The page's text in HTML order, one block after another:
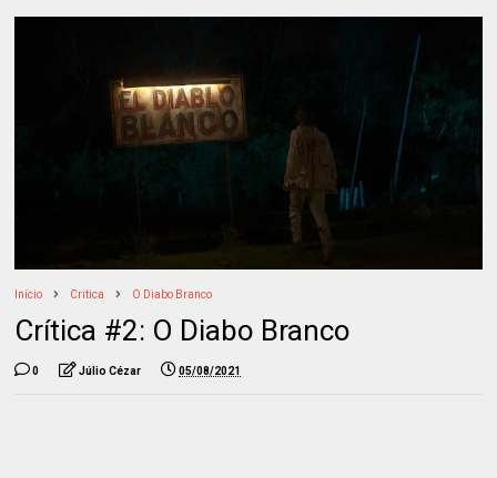
Início Critica O Diabo Branco
Crítica #2: O Diabo Branco
0 Júlio Cézar 05/08/2021